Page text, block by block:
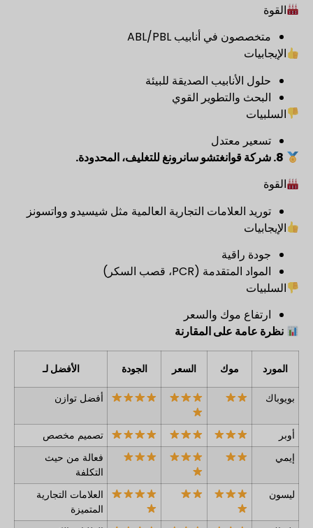
القوة
متخصصون في أنابيب ABL/PBL
الإيجابيات
حلول الأنابيب الصديقة للبيئة
البحث والتطوير القوي
السلبيات
تسعير معتدل
8. شركة قوانغتشو سانرونغ للتغليف، المحدودة.
القوة
توريد العلامات التجارية العالمية مثل شيسيدو وواتسونز
الإيجابيات
جودة راقية
المواد المتقدمة (PCR، قصب السكر)
السلبيات
ارتفاع موك والسعر
نظرة عامة على المقارنة
المورد موك السعر الجودة الأفضل لـ
بويوباك أفضل توازن
أوبر
تصميم مخصص
إيمي
فعالة من حيث
التكلفة
ليسون
العلامات التجارية
المتميزة